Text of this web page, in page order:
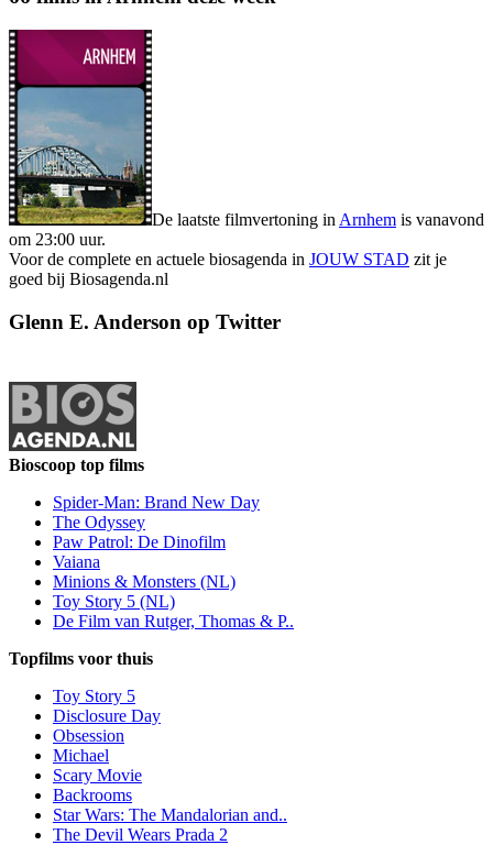
De laatste filmvertoning in Arnhem is vanavond
om 23:00 uur.
Voor de complete en actuele biosagenda in JOUW STAD zit je
goed bij Biosagenda.nl
Glenn E. Anderson op Twitter
Bioscoop top films
Spider-Man: Brand New Day
The Odyssey
Paw Patrol: De Dinofilm
Vaiana
Minions & Monsters (NL)
Toy Story 5 (NL)
De Film van Rutger, Thomas & P..
Topfilms voor thuis
Toy Story 5
Disclosure Day
Obsession
Michael
Scary Movie
Backrooms
Star Wars: The Mandalorian and..
The Devil Wears Prada 2